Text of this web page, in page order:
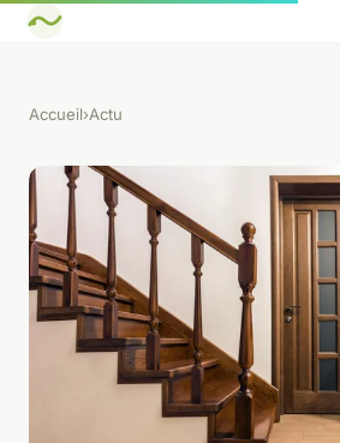
Accueil›Actu